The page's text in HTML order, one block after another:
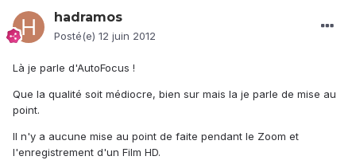
hadramos
Posté(e) 12 juin 2012
Là je parle d'AutoFocus !
Que la qualité soit médiocre, bien sur mais la je parle de mise au
point.
Il n'y a aucune mise au point de faite pendant le Zoom et
l'enregistrement d'un Film HD.